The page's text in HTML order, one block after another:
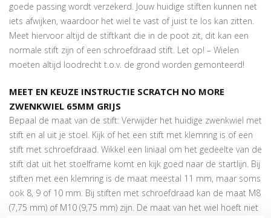
goede passing wordt verzekerd. Jouw huidige stiften kunnen net
iets afwijken, waardoor het wiel te vast of juist te los kan zitten.
Meet hiervoor altijd de stiftkant die in de poot zit, dit kan een
normale stift zijn of een schroefdraad stift. Let op! – Wielen
moeten altijd loodrecht t.o.v. de grond worden gemonteerd!
MEET EN KEUZE INSTRUCTIE SCRATCH NO MORE
ZWENKWIEL 65MM GRIJS
Bepaal de maat van de stift: Verwijder het huidige zwenkwiel met
stift en al uit je stoel. Kijk of het een stift met klemring is of een
stift met schroefdraad. Wikkel een liniaal om het gedeelte van de
stift dat uit het stoelframe komt en kijk goed naar de startlijn. Bij
stiften met een klemring is de maat meestal 11 mm, maar soms
ook 8, 9 of 10 mm. Bij stiften met schroefdraad kan de maat M8
(7,75 mm) of M10 (9,75 mm) zijn. De maat van het wiel hoeft niet